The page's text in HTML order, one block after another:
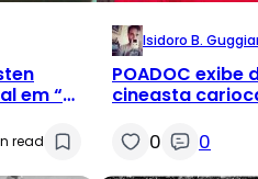
em “A
read
Isidoro B.
POADOC exibe
cineasta
0 0